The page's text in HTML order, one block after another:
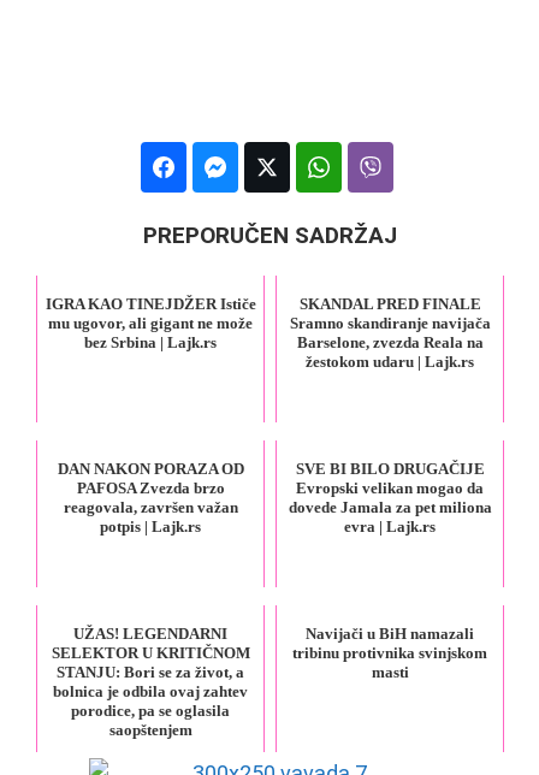
PREPORUČEN SADRŽAJ
IGRA KAO TINEJDŽER Ističe
mu ugovor, ali gigant ne može
bez Srbina | Lajk.rs
SKANDAL PRED FINALE
Sramno skandiranje navijača
Barselone, zvezda Reala na
žestokom udaru | Lajk.rs
DAN NAKON PORAZA OD
PAFOSA Zvezda brzo
reagovala, završen važan
potpis | Lajk.rs
SVE BI BILO DRUGAČIJE
Evropski velikan mogao da
dovede Jamala za pet miliona
evra | Lajk.rs
UŽAS! LEGENDARNI
SELEKTOR U KRITIČNOM
STANJU: Bori se za život, a
bolnica je odbila ovaj zahtev
porodice, pa se oglasila
saopštenjem
Navijači u BiH namazali
tribinu protivnika svinjskom
masti